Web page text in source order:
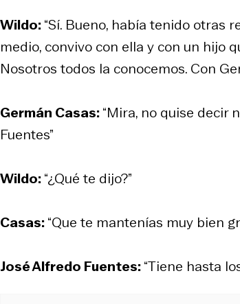
Wildo:“Sí. Bueno, había tenido otras
medio, convivo con ella y con un hijo
Nosotros todos la conocemos. Con
Germán Casas:“Mira, no quise decir
Fuentes”
Wildo:“¿Qué te dijo?”
Casas:“Que te mantenías muy bien
José Alfredo Fuentes:“Tiene hasta